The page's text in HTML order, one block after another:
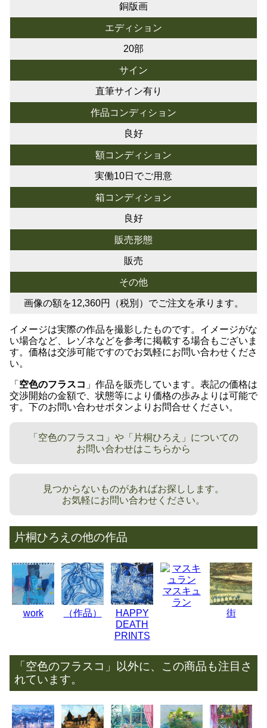
銅版画
エディション
20部
サイン
直筆サイン有り
作品コンディション
良好
額コンディション
実働10日でご用意
箱コンディション
良好
販売形態
販売
その他
画像の額を12,360円（税別）でご注文を承ります。
イメージは実際の作品を撮影したものです。イメージがな
い場合など、レゾネなどを参考に掲載する場合もございま
す。価格は交渉可能ですのでお気軽にお問い合わせくださ
い。
「 空色のフラスコ 」作品を販売しています。表記の価格は
交渉開始の金額で、状態等により価格の歩みよりは可能で
す。下のお問い合わせボタンよりお問合せください。
「空色のフラスコ」や「片桐ひろえ」についての
お問い合わせはこちらから
見つからないものがあればお探しします。
お気軽にお問い合わせください。
片桐ひろえの他の作品
work （作品）
HAPPY
DEATH
PRINTS
マスキュ
ラン
街
「空色のフラスコ」以外に、この商品も注目さ
れています。